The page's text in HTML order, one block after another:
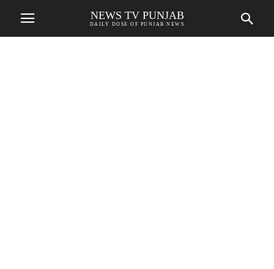
NEWS TV PUNJAB
DAILY DOSE OF PUNJAB NEWS